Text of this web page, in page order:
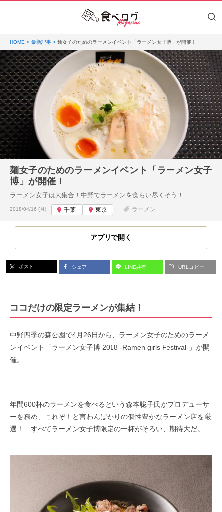
HOME 最新記事 麺女子のためのラーメンイベント「ラーメン女子博」が開催！
麺女子のためのラーメンイベント「ラーメン女子
博」が開催！
ラーメン女子は大集合！中野でラーメンを食らい尽くそう！
投稿日:
2018/04/16 (月) 千葉 東京 ラーメン
アプリで開く
ポスト シェア LINE共有 URLコピー
ココだけの限定ラーメンが集結！
中野四季の森公園で4月26日から、ラーメン女子のためのラーメ
ンイベント「ラーメン女子博 2018 -Ramen girls Festival-」が開
催。
年間600杯のラーメンを食べるという森本聡子氏がプロデューサ
ーを務め、これぞ！と言わんばかりの個性豊かなラーメン店を厳
選！
すべてラーメン女子博限定の一杯がそろい、期待大だ。